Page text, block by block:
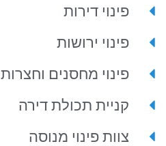
פינוי דירות
פינוי ירושות
פינוי מחסנים וחצרות
קניית תכולת דירה
צוות פינוי מנוסה